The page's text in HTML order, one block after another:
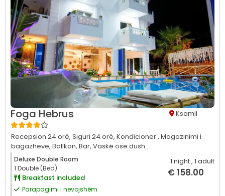
Foga Hebrus Ksamil
Recepsion 24 orë, Siguri 24 orë, Kondicioner , Magazinimi i
bagazheve, Ballkon, Bar, Vaskë ose dush...
Deluxe Double Room
1 Double (Bed)
Breakfast included
Parapagimi i nevojshëm
1 night, 1 adult
€ 158.00